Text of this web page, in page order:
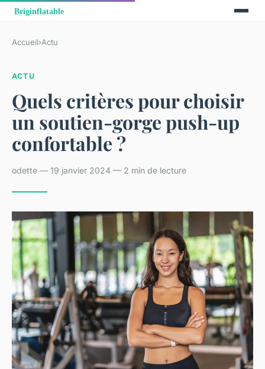
Accueil›Actu
ACTU
Quels critères pour choisir
un soutien-gorge push-up
confortable ?
odette — 19 janvier 2024 — 2 min de lecture